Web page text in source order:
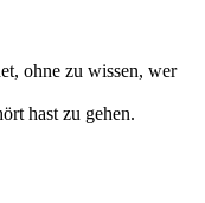
ohne zu wissen, wer
hast zu gehen.